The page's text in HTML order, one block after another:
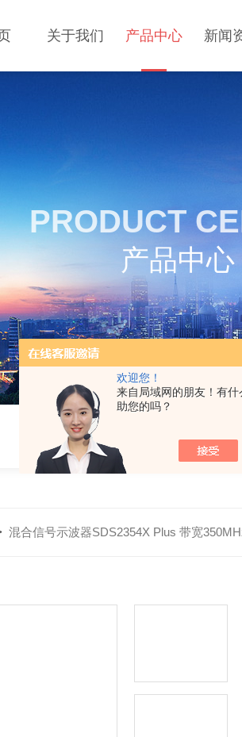
欢迎您！
来自局域网的朋友！有什
助您的吗？
关于我们 产品中心 新闻
PRODUCT
产品中心
混合信号示波器SDS2354X Plus 带宽